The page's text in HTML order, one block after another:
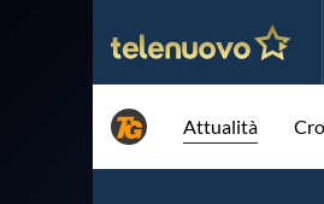
Attualità